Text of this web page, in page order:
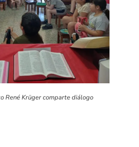
René Krüger comparte diálogo